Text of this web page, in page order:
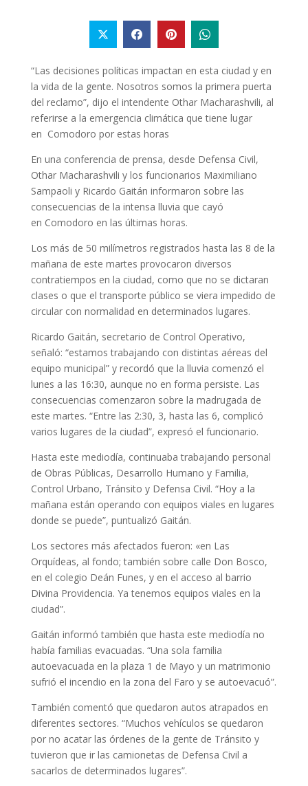
“Las decisiones políticas impactan en esta ciudad y en
la vida de la gente. Nosotros somos la primera puerta
del reclamo”, dijo el intendente Othar Macharashvili, al
referirse a la emergencia climática que tiene lugar
en Comodoro por estas horas
En una conferencia de prensa, desde Defensa Civil,
Othar Macharashvili y los funcionarios Maximiliano
Sampaoli y Ricardo Gaitán informaron sobre las
consecuencias de la intensa lluvia que cayó
en Comodoro en las últimas horas.
Los más de 50 milímetros registrados hasta las 8 de la
mañana de este martes provocaron diversos
contratiempos en la ciudad, como que no se dictaran
clases o que el transporte público se viera impedido de
circular con normalidad en determinados lugares.
Ricardo Gaitán, secretario de Control Operativo,
señaló: “estamos trabajando con distintas aéreas del
equipo municipal” y recordó que la lluvia comenzó el
lunes a las 16:30, aunque no en forma persiste. Las
consecuencias comenzaron sobre la madrugada de
este martes. “Entre las 2:30, 3, hasta las 6, complicó
varios lugares de la ciudad”, expresó el funcionario.
Hasta este mediodía, continuaba trabajando personal
de Obras Públicas, Desarrollo Humano y Familia,
Control Urbano, Tránsito y Defensa Civil. “Hoy a la
mañana están operando con equipos viales en lugares
donde se puede”, puntualizó Gaitán.
Los sectores más afectados fueron: «en Las
Orquídeas, al fondo; también sobre calle Don Bosco,
en el colegio Deán Funes, y en el acceso al barrio
Divina Providencia. Ya tenemos equipos viales en la
ciudad”.
Gaitán informó también que hasta este mediodía no
había familias evacuadas. “Una sola familia
autoevacuada en la plaza 1 de Mayo y un matrimonio
sufrió el incendio en la zona del Faro y se autoevacuó”.
También comentó que quedaron autos atrapados en
diferentes sectores. “Muchos vehículos se quedaron
por no acatar las órdenes de la gente de Tránsito y
tuvieron que ir las camionetas de Defensa Civil a
sacarlos de determinados lugares”.